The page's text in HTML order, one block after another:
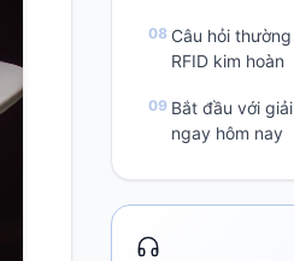
Câu hỏi
RFID kim hoàn
Bắt đầu với
ngay hôm nay